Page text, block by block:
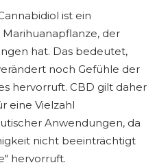
ist ein
der
hat. Das bedeutet,
noch Gefühle der
hervorruft. CBD gilt daher
eine Vielzahl
Anwendungen, da
nicht beeinträchtigt
hervorruft.